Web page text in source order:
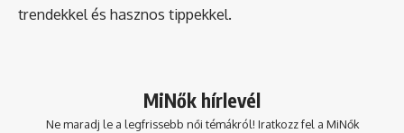
trendekkel és hasznos tippekkel.
MiNők hírlevél
Ne maradj le a legfrissebb női témákról! Iratkozz fel a MiNők